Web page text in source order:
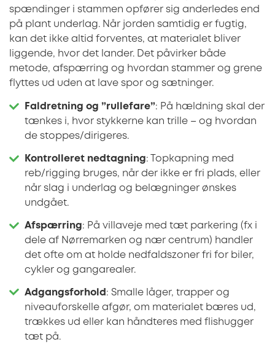
spændinger i stammen opfører sig anderledes end
på plant underlag. Når jorden samtidig er fugtig,
kan det ikke altid forventes, at materialet bliver
liggende, hvor det lander. Det påvirker både
metode, afspærring og hvordan stammer og grene
flyttes ud uden at lave spor og sætninger.
Faldretning og ”rullefare”: På hældning skal der
tænkes i, hvor stykkerne kan trille – og hvordan
de stoppes/dirigeres.
Kontrolleret nedtagning: Topkapning med
reb/rigging bruges, når der ikke er fri plads, eller
når slag i underlag og belægninger ønskes
undgået.
Afspærring: På villaveje med tæt parkering (fx i
dele af Nørremarken og nær centrum) handler
det ofte om at holde nedfaldszoner fri for biler,
cykler og gangarealer.
Adgangsforhold : Smalle låger, trapper og
niveauforskelle afgør, om materialet bæres ud,
trækkes ud eller kan håndteres med flishugger
tæt på.